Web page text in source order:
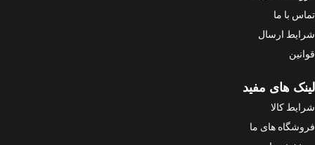
تماس با ما
شرایط ارسال
قوانین
لینک های مفید
شرایط کالا
فروشگاه های ما